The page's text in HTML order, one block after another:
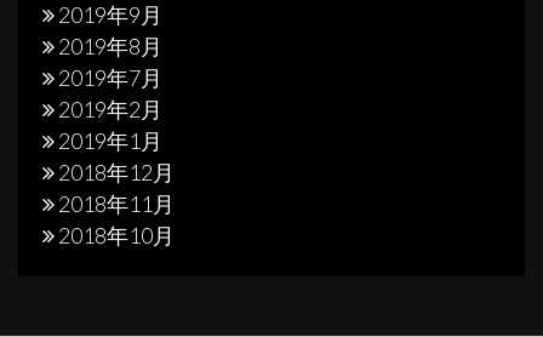
2019年9月
2019年8月
2019年7月
2019年2月
2019年1月
2018年12月
2018年11月
2018年10月